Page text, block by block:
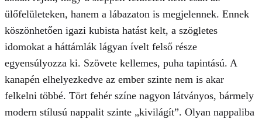
ülőfelületeken, hanem a lábazaton is megjelennek. Ennek
köszönhetően igazi kubista hatást kelt, a szögletes
idomokat a háttámlák lágyan ívelt felső része
egyensúlyozza ki. Szövete kellemes, puha tapintású. A
kanapén elhelyezkedve az ember szinte nem is akar
felkelni többé. Tört fehér színe nagyon látványos, bármely
modern stílusú nappalit szinte „kivilágít”. Olyan nappaliba